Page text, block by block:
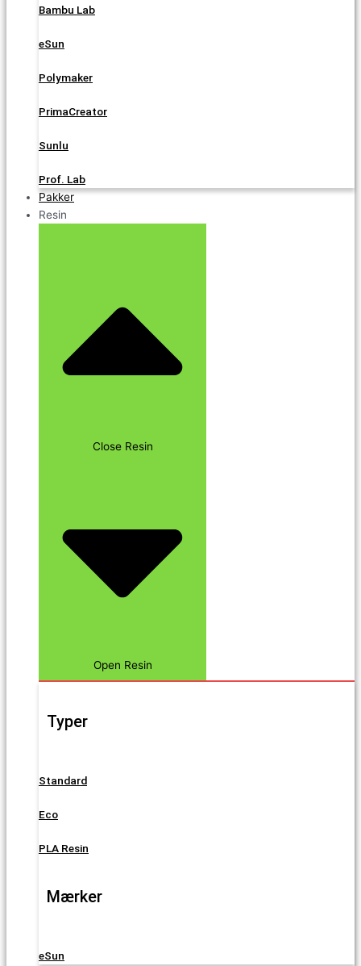
Bambu Lab
eSun
Polymaker
PrimaCreator
Sunlu
Prof. Lab
Pakker
Resin
Close Resin
Open Resin
Typer
Standard
Eco
PLA Resin
Mærker
eSun